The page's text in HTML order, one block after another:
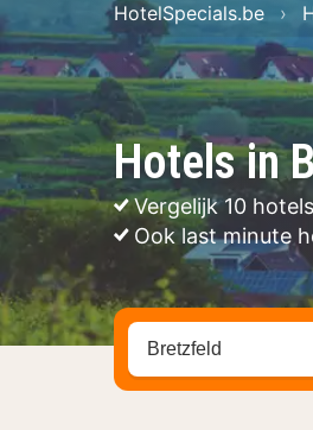
Hotels in
Vergelijk 10
Ook last minute
HotelSpecials.be
Zoek op hotel,